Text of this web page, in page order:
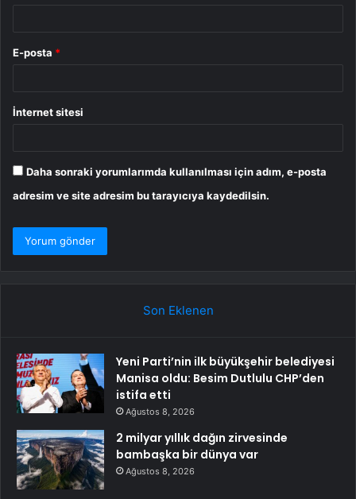
E-posta *
İnternet sitesi
Daha sonraki yorumlarımda kullanılması için adım, e-posta
adresim ve site adresim bu tarayıcıya kaydedilsin.
Son Eklenen
Yeni Parti’nin ilk büyükşehir belediyesi
Manisa oldu: Besim Dutlulu CHP’den
istifa etti
Ağustos 8, 2026
2 milyar yıllık dağın zirvesinde
bambaşka bir dünya var
Ağustos 8, 2026